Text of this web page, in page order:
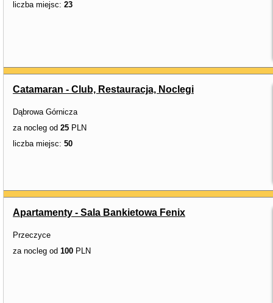
liczba miejsc: 23
Catamaran - Club, Restauracja, Noclegi
Dąbrowa Górnicza
za nocleg od 25 PLN
liczba miejsc: 50
Apartamenty - Sala Bankietowa Fenix
Przeczyce
za nocleg od 100 PLN